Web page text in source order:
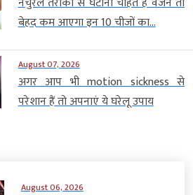
बेहद कम आएगा इन 10 चीजों का...
August 07, 2026
अगर आप भी motion sickness से
परेशान हैं तो अपनाएं ये घरेलू उपाय
August 06, 2026